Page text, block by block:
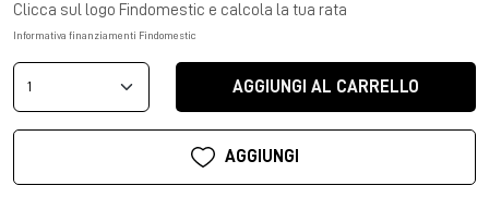
Clicca sul logo Findomestic e calcola la tua rata
Informativa finanziamenti Findomestic
AGGIUNGI AL CARRELLO
AGGIUNGI